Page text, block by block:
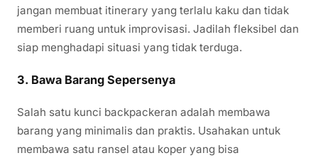
jangan membuat itinerary yang terlalu kaku dan tidak
memberi ruang untuk improvisasi. Jadilah fleksibel dan
siap menghadapi situasi yang tidak terduga.
3. Bawa Barang Sepersenya
Salah satu kunci backpackeran adalah membawa
barang yang minimalis dan praktis. Usahakan untuk
membawa satu ransel atau koper yang bisa